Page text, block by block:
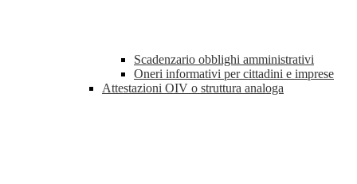
Scadenzario obblighi amministrativi
Oneri informativi per cittadini e imprese
Attestazioni OIV o struttura analoga